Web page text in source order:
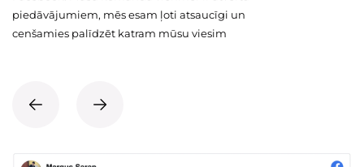
piedāvājumiem, mēs esam ļoti atsaucīgi un
cenšamies palīdzēt katram mūsu viesim